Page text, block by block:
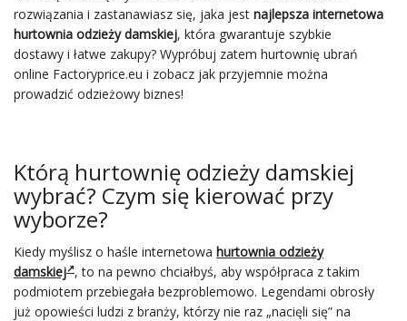
rozwiązania i zastanawiasz się, jaka jest najlepsza internetowa
hurtownia odzieży damskiej, która gwarantuje szybkie
dostawy i łatwe zakupy? Wypróbuj zatem hurtownię ubrań
online Factoryprice.eu i zobacz jak przyjemnie można
prowadzić odzieżowy biznes!
Którą hurtownię odzieży damskiej
wybrać? Czym się kierować przy
wyborze?
Kiedy myślisz o haśle internetowa hurtownia odzieży
damskiej , to na pewno chciałbyś, aby współpraca z takim
podmiotem przebiegała bezproblemowo. Legendami obrosły
już opowieści ludzi z branży, którzy nie raz „nacięli się” na